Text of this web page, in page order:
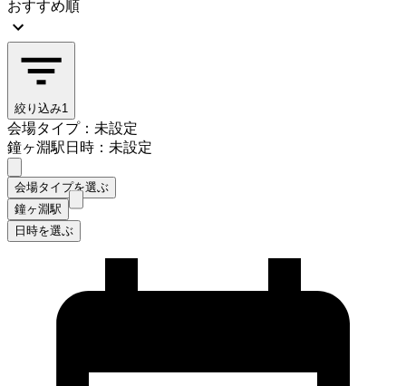
おすすめ順
絞り込み1
会場タイプ：未設定
鐘ヶ淵駅日時：未設定
会場タイプを選ぶ
鐘ヶ淵駅
日時を選ぶ